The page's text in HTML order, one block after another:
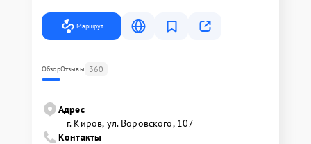
Маршрут
ОбзорОтзывы 360
Адрес
г. Киров, ул. Воровского, 107
Контакты